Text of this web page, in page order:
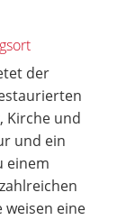
der
Kirche und
und ein
einem
eine